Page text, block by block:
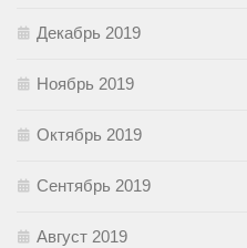
Декабрь 2019
Ноябрь 2019
Октябрь 2019
Сентябрь 2019
Август 2019